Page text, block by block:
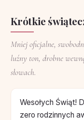
Krótkie
Mniej oficjalne,
luźny ton, drobne
słowach.
Wesołych Świąt!
zero rodzinnych